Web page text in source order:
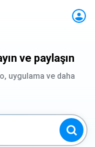
ve paylaşın
uygulama ve daha